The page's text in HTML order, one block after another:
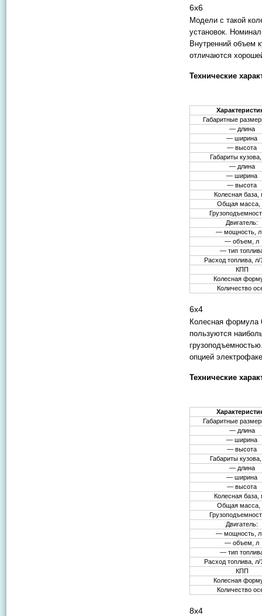
6х6
Модели с такой
установок.
Внутренний объем
отличаются
Технические
Габаритные
— длина
— ширина
— высота
Габариты
— длина
— ширина
— высота
Колесная
Общая масса,
Двигатель:
— мощность,
— объем, л
— тип
Расход топлива, л/
КПП
Колесная
Количество
6х4
Колесная формула
пользуются
опцией
Технические
Габаритные
— длина
— ширина
— высота
Габариты
— длина
— ширина
— высота
Колесная
Общая масса,
Двигатель:
— мощность,
— объем, л
— тип
Расход топлива, л/
КПП
Колесная
Количество
8х4